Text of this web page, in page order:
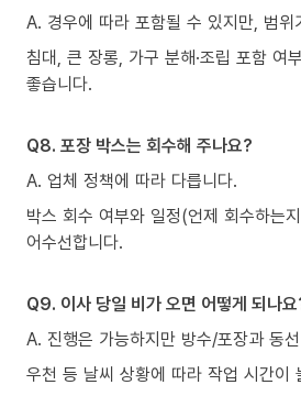
A. 경우에 따라 포함될 수 있지만, 범위
침대, 큰 장롱, 가구 분해·조립 포함 여
좋습니다.
Q8. 포장 박스는 회수해 주나요?
A. 업체 정책에 따라 다릅니다.
박스 회수 여부와 일정(언제 회수하는
어수선합니다.
Q9. 이사 당일 비가 오면 어떻게 되나
A. 진행은 가능하지만 방수/포장과 동
우천 등 날씨 상황에 따라 작업 시간이